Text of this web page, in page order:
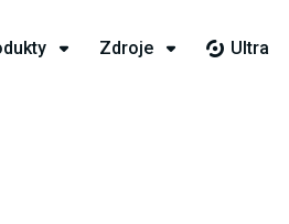
Zdroje Ultra